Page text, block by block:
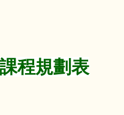
程規劃表